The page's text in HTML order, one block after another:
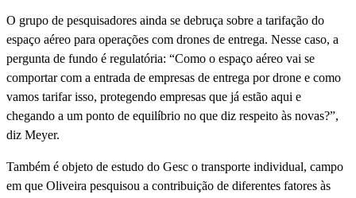
O grupo de pesquisadores ainda se debruça sobre a tarifação do
espaço aéreo para operações com drones de entrega. Nesse caso, a
pergunta de fundo é regulatória: “Como o espaço aéreo vai se
comportar com a entrada de empresas de entrega por drone e como
vamos tarifar isso, protegendo empresas que já estão aqui e
chegando a um ponto de equilíbrio no que diz respeito às novas?”,
diz Meyer.
Também é objeto de estudo do Gesc o transporte individual, campo
em que Oliveira pesquisou a contribuição de diferentes fatores às